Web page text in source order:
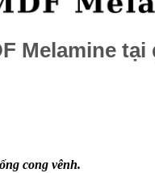
Melamine tại
cong vênh.